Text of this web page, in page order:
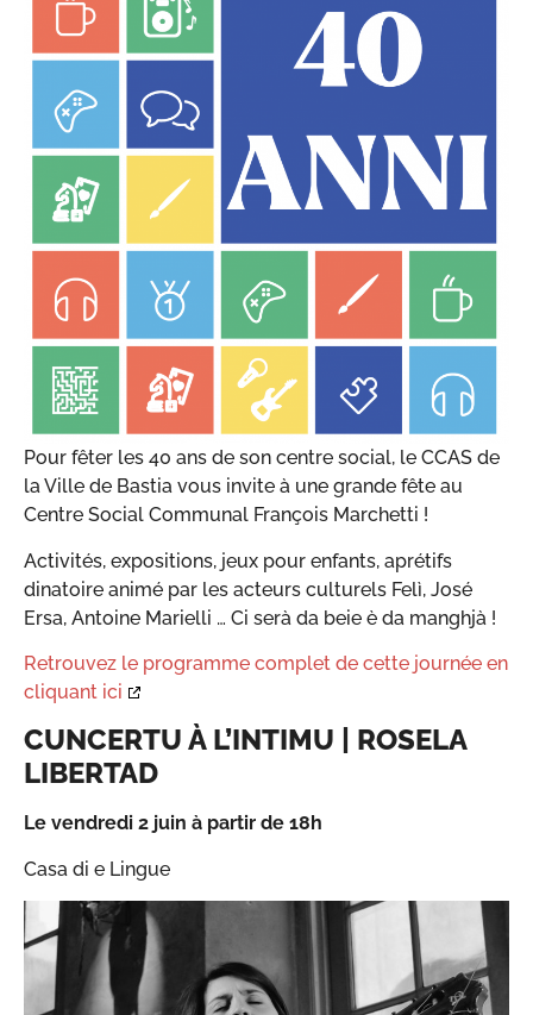
Pour fêter les 40 ans de son centre social, le CCAS de
la Ville de Bastia vous invite à une grande fête au
Centre Social Communal François Marchetti !
Activités, expositions, jeux pour enfants, aprétifs
dinatoire animé par les acteurs culturels Felì, José
Ersa, Antoine Marielli … Ci serà da beie è da manghjà !
Retrouvez le programme complet de cette journée en
cliquant ici
CUNCERTU À L’INTIMU | ROSELA
LIBERTAD
Le vendredi 2 juin à partir de 18h
Casa di e Lingue